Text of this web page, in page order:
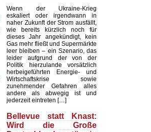
Wenn der Ukraine-Krieg
eskaliert oder irgendwann in
naher Zukunft der Strom ausfällt,
wie bereits kürzlich noch für
dieses Jahr angekündigt, kein
Gas mehr fließt und Supermärkte
leer bleiben – ein Szenario, das
leider aufgrund der von der
Politik hierzulande vorsätzlich
herbeigeführten Energie- und
Wirtschaftskrise sowie
zunehmender Gefahren alles
andere als abwegig ist und
jederzeit eintreten […]
Bellevue statt Knast:
Wird die Große